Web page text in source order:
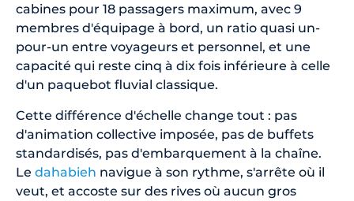
cabines pour 18 passagers maximum, avec 9
membres d'équipage à bord, un ratio quasi un-
pour-un entre voyageurs et personnel, et une
capacité qui reste cinq à dix fois inférieure à celle
d'un paquebot fluvial classique.
Cette différence d'échelle change tout : pas
d'animation collective imposée, pas de buffets
standardisés, pas d'embarquement à la chaîne.
Le dahabieh navigue à son rythme, s'arrête où il
veut, et accoste sur des rives où aucun gros